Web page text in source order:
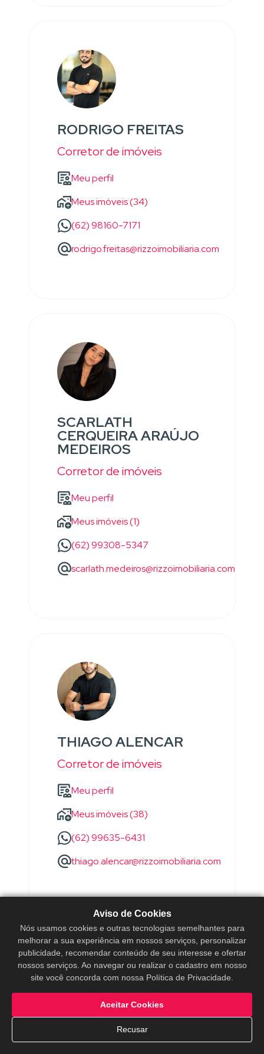
RODRIGO FREITAS
Corretor de imóveis
Meu perfil
Meus imóveis (34)
(62) 98160-7171
rodrigo.freitas@rizzoimobiliaria.com
SCARLATH
CERQUEIRA ARAÚJO
MEDEIROS
Corretor de imóveis
Meu perfil
Meus imóveis (1)
(62) 99308-5347
scarlath.medeiros@rizzoimobiliaria.com
THIAGO ALENCAR
Corretor de imóveis
Meu perfil
Meus imóveis (38)
(62) 99635-6431
thiago.alencar@rizzoimobiliaria.com
WANDERSON
SOARES
Aviso de Cookies
Nós usamos cookies e outras tecnologias semelhantes para
melhorar a sua experiência em nossos serviços, personalizar
publicidade, recomendar conteúdo de seu interesse e ofertar
nossos serviços. Ao navegar ou realizar o cadastro em nosso
site você concorda com nossa Política de Privacidade.
Recusar
Aceitar Cookies